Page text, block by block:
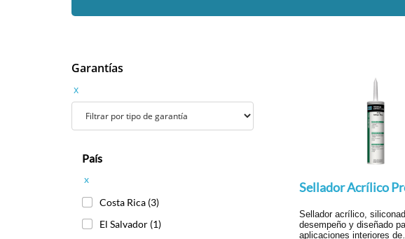
Garantías
x
País
x
Costa Rica (3)
El Salvador (1)
Sellador Acrílico
Sellador acrílico,
desempeño y diseñado
aplicaciones interioresde